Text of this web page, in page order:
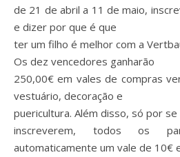
de 21 de abril a 11 de maio,
e dizer por que é que
ter um filho é melhor com a
Os dez vencedores ganharão
250,00€ em vales de compras
vestuário, decoração e
puericultura. Além disso, só por se
inscreverem, todos os
automaticamente um vale de 10€